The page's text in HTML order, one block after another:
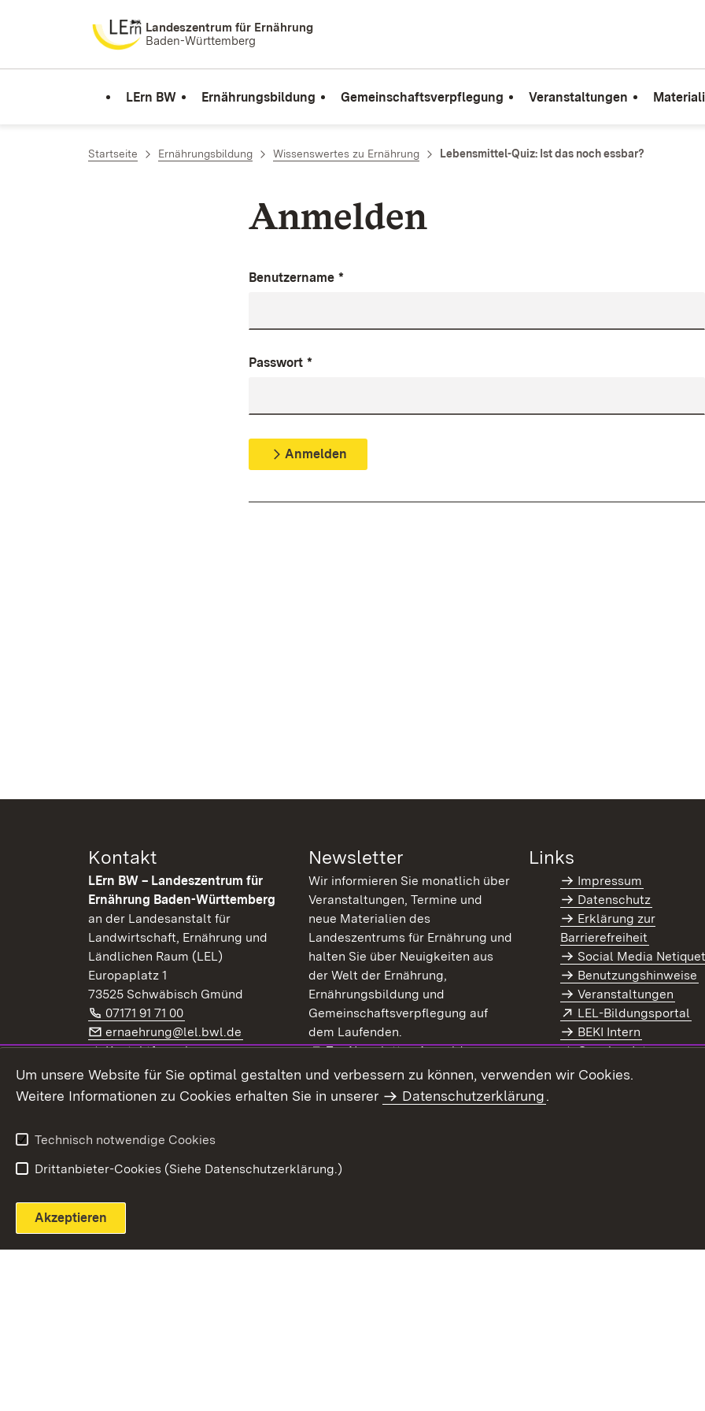
Zum Inhalt springenLandeszentrum für Ernährung
Baden-Württemberg
LErn BW Ernährungsbildung Gemeinschaftsverpflegung Veranstaltungen
Startseite Ernährungsbildung Wissenswertes zu Ernährung Lebensmittel-Quiz: Ist das noch essbar?
Anmelden
Benutzername *
Passwort *
Anmelden
Kontakt
LErn BW – Landeszentrum für
Ernährung Baden-Württemberg
an der Landesanstalt für
Landwirtschaft, Ernährung und
Ländlichen Raum (LEL)
Europaplatz 1
73525 Schwäbisch Gmünd
Telefon:
07171 91 71 00 (Öffnet in neuem Fenster)
E-Mail:
ernaehrung@lel.bwl.de (Öffnet in neuem Fenster)
Kontaktformular
Extern:
LinkedIn (Öffnet in neuem Fenster)
Newsletter
Wir informieren Sie monatlich über
Veranstaltungen, Termine und
neue Materialien des
Landeszentrums für Ernährung und
halten Sie über Neuigkeiten aus
der Welt der Ernährung,
Ernährungsbildung und
Gemeinschaftsverpflegung auf
dem Laufenden.
Extern:
Zur Newsletter-Anmeldung(Öffnet in neuem Fenster)
Newsletter-Archiv
Links
Impressum
Datenschutz
Erklärung zur
Barrierefreiheit
Social Media
Benutzungshinweise
Veranstaltungen
Extern:
LEL-Bildungsportal
BEKI Intern
Coaches Intern
Intranet
Um unsere Website für Sie optimal gestalten und verbessern zu können, verwenden wir Cookies.
Weitere Informationen zu Cookies erhalten Sie in unserer
Datenschutzerklärung.
Technisch notwendige Cookies
Drittanbieter-Cookies (Siehe Datenschutzerklärung.)
Akzeptieren